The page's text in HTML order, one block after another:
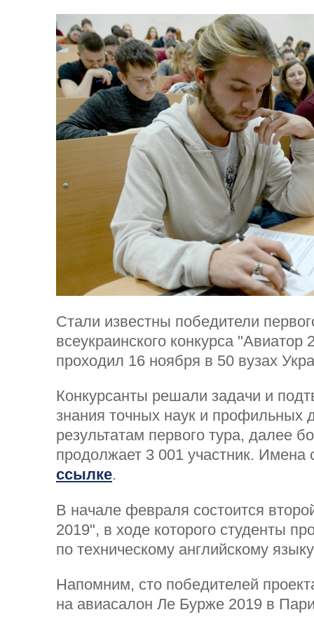
Стали известны победители
всеукраинского конкурса "Авиатор
проходил 16 ноября в 50 вузах
Конкурсанты решали задачи и
знания точных наук и профильных
результатам первого тура, далее
продолжает 3 001 участник. Имена
ссылке.
В начале февраля состоится
2019", в ходе которого студенты
по техническому английскому
Напомним, сто победителей
на авиасалон Ле Бурже 2019 в